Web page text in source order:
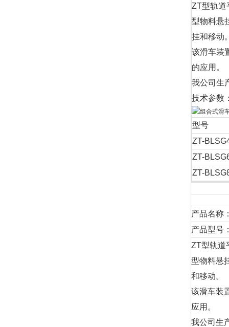
ZT型轨道
型物料悬
挂和移动
该滑车装
的应用。
我公司生
技术参数
型号
ZT-
ZT-
ZT-
产品名称
产品型号
ZT型轨道
型物料悬
和移动。
该滑车装
应用。
我公司生